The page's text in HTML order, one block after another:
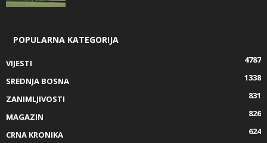
POPULARNA KATEGORIJA
VIJESTI
4787
SREDNJA BOSNA
1338
ZANIMLJIVOSTI
831
MAGAZIN
826
CRNA KRONIKA
624